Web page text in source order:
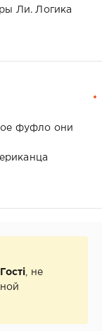
Ли. Логика
фуфло они
Гості , не